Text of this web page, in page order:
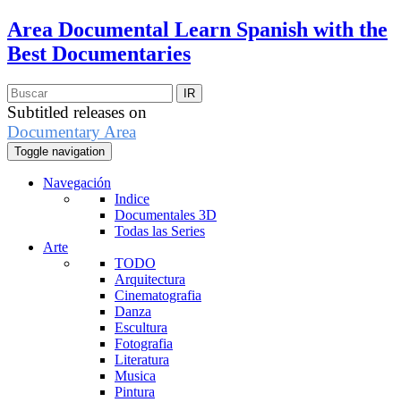
Area Documental Learn Spanish with the
Best Documentaries
Subtitled releases on
Documentary Area
Toggle navigation
Navegación
Indice
Documentales 3D
Todas las Series
Arte
TODO
Arquitectura
Cinematografia
Danza
Escultura
Fotografia
Literatura
Musica
Pintura